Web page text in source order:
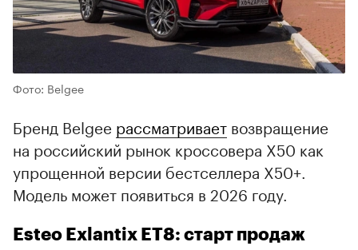
Фото: Belgee
Бренд Belgee рассматривает возвращение
на российский рынок кроссовера X50 как
упрощенной версии бестселлера X50+.
Модель может появиться в 2026 году.
Esteo Exlantix ET8: старт продаж